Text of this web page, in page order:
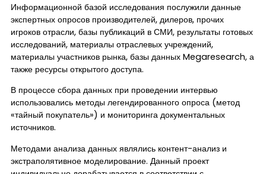
Информационной базой исследования послужили данные
экспертных опросов производителей, дилеров, прочих
игроков отрасли, базы публикаций в СМИ, результаты готовых
исследований, материалы отраслевых учреждений,
материалы участников рынка, базы данных Megaresearch, а
также ресурсы открытого доступа.
В процессе сбора данных при проведении интервью
использовались методы легендированного опроса (метод
«тайный покупатель») и мониторинга документальных
источников.
Методами анализа данных являлись контент-анализ и
экстраполятивное моделирование. Данный проект